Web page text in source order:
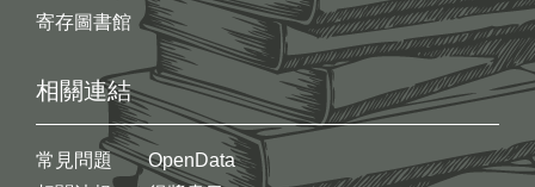
寄存圖書館
相關連結
常見問題
OpenData